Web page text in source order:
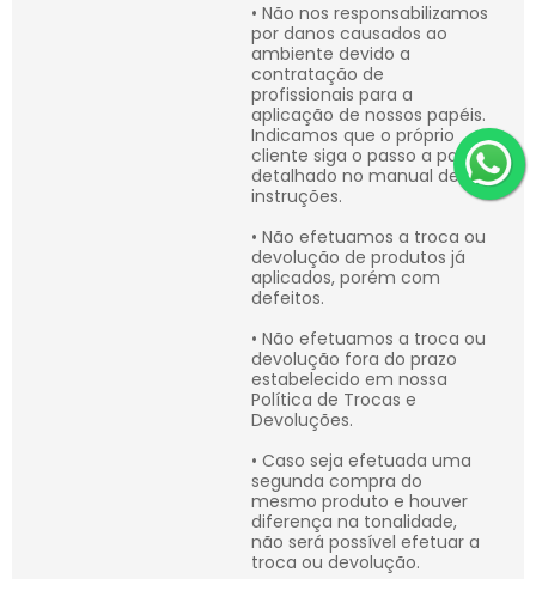
• Não nos responsabilizamos
por danos causados ao
ambiente devido a
contratação de
profissionais para a
aplicação de nossos papéis.
Indicamos que o próprio
cliente siga o passo a passo
detalhado no manual de
instruções.
• Não efetuamos a troca ou
devolução de produtos já
aplicados, porém com
defeitos.
• Não efetuamos a troca ou
devolução fora do prazo
estabelecido em nossa
Política de Trocas e
Devoluções.
• Caso seja efetuada uma
segunda compra do
mesmo produto e houver
diferença na tonalidade,
não será possível efetuar a
troca ou devolução.